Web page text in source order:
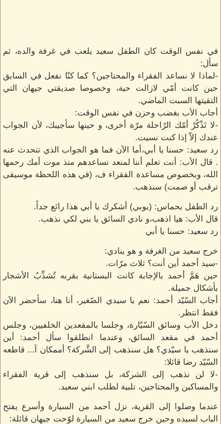
في نفس الوقت كان الطفل سعيد يلعب في غرفة والده، ثم
سأل:
-لماذا لا نساعد الفقراء والمحتاجين؟ كما كنّا نفعل في السابق
حين كانت أمّي لازالت حية، وخصوصا صديقتي جيهان التي
التقيتها السبت الماضي.
أجاب الأب بغضب وحزن في نفس الوقت:
-لا تَذْكُرْ أمّك الرّاحلة مرّة أخرى، و حينها سأجيبك، لأن الجواب
عندك إلاّ إذا كنت نسيت.
رد سعيد: حسنا يا أبي،أما الآن فما هو الجواب الذي تتحدث عنه
. قال الأب: أنت تعلم أننا لمنعد نساعدهم منذ موت أمك رحمها
الله، وبخصوص مساعدة الفقراء ف، (في هذه اللحظة موسيقى
ترقب أو صمت) سنذهب.
رد الطفل بحماس: (يوبي) أشكرك يا أبي هذا رائع جداً.
قال الأب: هيا اذهب،و نادي السائق يا بني لكي نذهب.
رد سعيد: حسنا يا أبي
خرج سعيد من الغرفة و هو ينادي:
-سيد أحمد أين أنت؟ ثلاث مرّات.
حين هَمَّ أحمد بالإجابة كانت البستانية بقربه تُشذِّبُ الأشجار
بأشكال جميلة.
أجاب السّيّد أحمد: نعم يا سيدي الصّغير، أنا هنا، سأحضر الآن
فقط انتظر.
دخل الأب وسائق السّيّارة، وجلسا بالمقعدين الخلفيين، وجلس
أحمد في مقعد السائق، وعندما انطلقوا سأل أحمد: أين
سنذهب يا سيّدي؟ هل سنذهب إلى الشَّركة؟ أممكان آ... قاطعه
السّيّد رضا قائلا:
-لا لن نذهب إلى الشركة، بل سنذهب إلى قرية الفقراء
والمساكين والمحتاجين، تلبية لطلب ابني سعيد.
عندما وصلوا إلى القرية، نزل أحمد من السيارة وأسرع يفتح
الباب لسيده وحين خرج سعيد من السيارة لوّحت جيهان قائلة: